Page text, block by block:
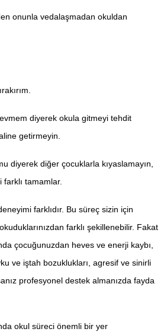
onunla vedalaşmadan okuldan
diyerek okula gitmeyi tehdit
getirmeyin.
diyerek diğer çocuklarla kıyaslamayın,
farklı tamamlar.
farklıdır. Bu süreç sizin için
farklı şekillenebilir. Fakat
çocuğunuzdan heves ve enerji kaybı,
ve iştah bozuklukları, agresif ve sinirli
profesyonel destek almanızda fayda
okul süreci önemli bir yer